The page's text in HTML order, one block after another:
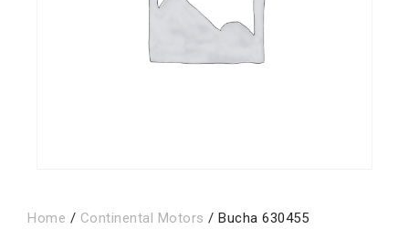
Home / Continental Motors / Bucha 630455